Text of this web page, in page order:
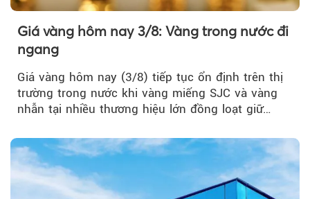
Giá vàng hôm nay 3/8: Vàng trong nước đi
ngang
Giá vàng hôm nay (3/8) tiếp tục ổn định trên thị
trường trong nước khi vàng miếng SJC và vàng
nhẫn tại nhiều thương hiệu lớn đồng loạt giữ